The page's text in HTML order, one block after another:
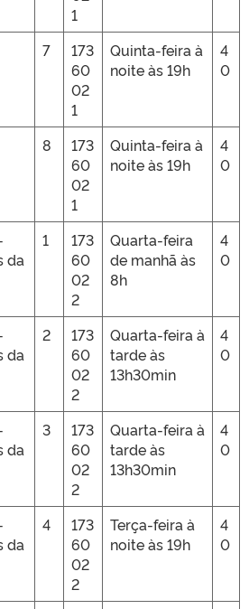
1
7
173
60
02
1
Quinta-feira à
noite às 19h
4
0
8
173
60
02
1
Quinta-feira à
noite às 19h
4
0
da
1
173
60
02
2
Quarta-feira
de manhã às
8h
4
0
da
2
173
60
02
2
Quarta-feira à
tarde às
13h30min
4
0
da
3
173
60
02
2
Quarta-feira à
tarde às
13h30min
4
0
da
4
173
60
02
2
Terça-feira à
noite às 19h
4
0